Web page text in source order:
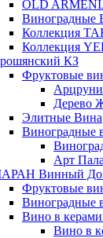
OLD
Виноградные
Коллекция
Коллекция
КЗ
Фруктовые
Арцруни
Дерево
Элитные Вина
Виноградные
Арт
Винный
Фруктовые
Виноградные
Вино в
Вино в